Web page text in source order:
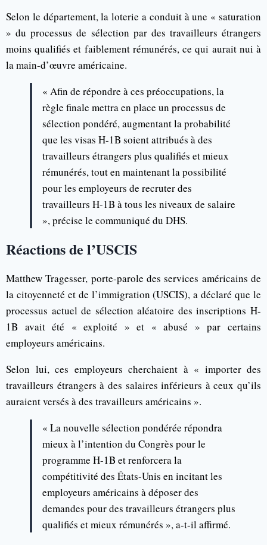
Selon le département, la loterie a conduit à une « saturation
» du processus de sélection par des travailleurs étrangers
moins qualifiés et faiblement rémunérés, ce qui aurait nui à
la main-d’œuvre américaine.
« Afin de répondre à ces préoccupations, la
règle finale mettra en place un processus de
sélection pondéré, augmentant la probabilité
que les visas H-1B soient attribués à des
travailleurs étrangers plus qualifiés et mieux
rémunérés, tout en maintenant la possibilité
pour les employeurs de recruter des
travailleurs H-1B à tous les niveaux de salaire
», précise le communiqué du DHS.
Réactions de l’USCIS
Matthew Tragesser, porte-parole des services américains de
la citoyenneté et de l’immigration (USCIS), a déclaré que le
processus actuel de sélection aléatoire des inscriptions H-
1B avait été « exploité » et « abusé » par certains
employeurs américains.
Selon lui, ces employeurs cherchaient à « importer des
travailleurs étrangers à des salaires inférieurs à ceux qu’ils
auraient versés à des travailleurs américains ».
« La nouvelle sélection pondérée répondra
mieux à l’intention du Congrès pour le
programme H-1B et renforcera la
compétitivité des États-Unis en incitant les
employeurs américains à déposer des
demandes pour des travailleurs étrangers plus
qualifiés et mieux rémunérés », a-t-il affirmé.